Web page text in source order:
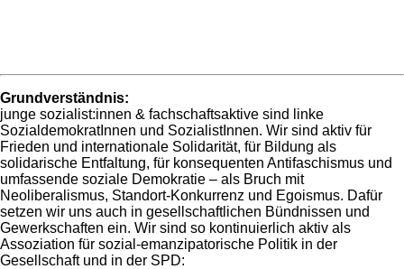
Grundverständnis:
junge sozialist:innen & fachschaftsaktive sind linke
SozialdemokratInnen und SozialistInnen. Wir sind aktiv für
Frieden und internationale Solidarität, für Bildung als
solidarische Entfaltung, für konsequenten Antifaschismus und
umfassende soziale Demokratie – als Bruch mit
Neoliberalismus, Standort-Konkurrenz und Egoismus. Dafür
setzen wir uns auch in gesellschaftlichen Bündnissen und
Gewerkschaften ein. Wir sind so kontinuierlich aktiv als
Assoziation für sozial-emanzipatorische Politik in der
Gesellschaft und in der SPD: